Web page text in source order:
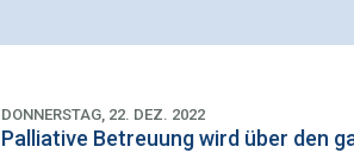
DONNERSTAG, 22. DEZ. 2022
Palliative Betreuung wird über den